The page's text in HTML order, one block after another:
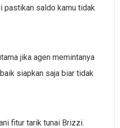
pastikan saldo kamu tidak
jika agen memintanya
siapkan saja biar tidak
fitur tarik tunai Brizzi.